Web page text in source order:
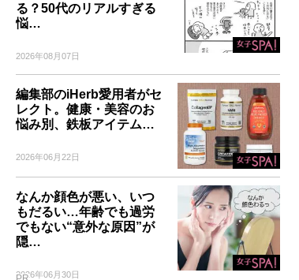
る？50代のリアルすぎる
悩…
2026年08月07日
編集部のiHerb愛用者がセ
レクト。健康・美容のお
悩み別、鉄板アイテム…
2026年06月22日
なんか顔色が悪い、いつ
もだるい…年齢でも過労
でもない“意外な原因”が
隠…
2026年06月30日